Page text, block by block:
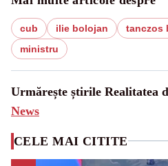
cub ilie bolojan tanczos
ministru
Urmărește știrile Realitatea
News
CELE MAI CITITE